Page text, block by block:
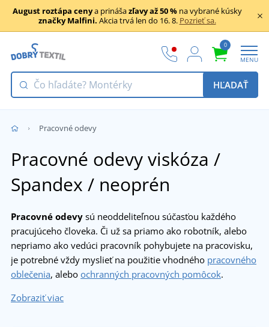
August roztápa cenya prinášazľavy až 50 %na vybrané kúsky
značky Malfini. Akcia trvá len do 16. 8. Pozrieť sa.
0
MENU
HĽADAŤ
Pracovné odevy
Pracovné odevy viskóza /
Spandex / neoprén
Pracovné odevy sú neoddeliteľnou súčasťou každého
pracujúceho človeka. Či už sa priamo ako robotník, alebo
nepriamo ako vedúci pracovník pohybujete na pracovisku,
je potrebné vždy myslieť na použitie vhodného pracovného
oblečenia, alebo ochranných pracovných pomôcok.
Zobraziť viac